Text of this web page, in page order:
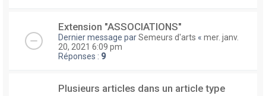
Extension "ASSOCIATIONS"
Dernier message parSemeurs d'arts « mer. janv.
20, 2021 6:09 pm
Réponses : 9
Plusieurs articles dans un article type